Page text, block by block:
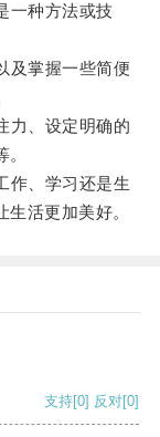
种方法或技
掌握一些简便
、设定明确的
、学习还是生
活更加美好。
支持[0] 反对[0]